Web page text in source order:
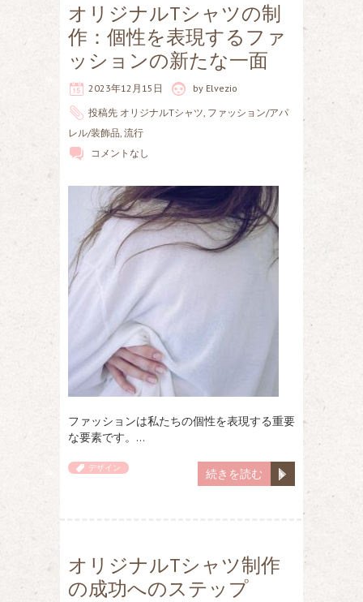
オリジナルTシャツの制
作：個性を表現するファ
ッションの新たな一面
2023年12月15日 by Elvezio
投稿先 オリジナルTシャツ, ファッション/アパ
レル/装飾品, 流行
コメントなし
ファッションは私たちの個性を表現する重要
な要素です。…
続きを読む
デザイン
オリジナルTシャツ制作
の成功へのステップ